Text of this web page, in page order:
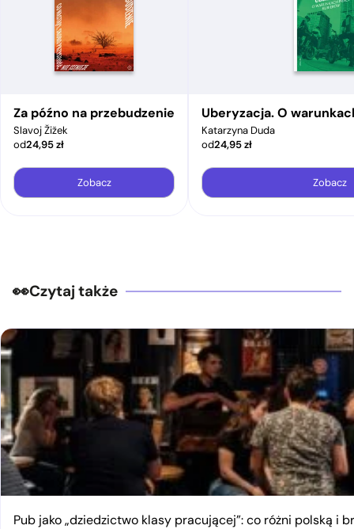
Za późno na przebudzenie
Slavoj Žižek
od24,95zł
Zobacz
Uberyzacja. O
Katarzyna Duda
od24,95zł
Zobacz
Czytaj także
Pub jako „dziedzictwo klasy pracującej”: co różni polską i